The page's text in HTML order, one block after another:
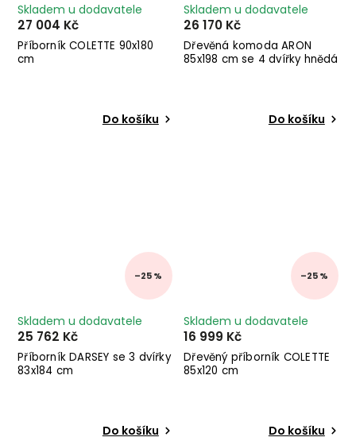
Příborník COLETTE 90x180
cm
Skladem u dodavatele
27 004 Kč
Do košíku
Dřevěná komoda ARON
85x198 cm se 4 dvířky hnědá
Skladem u dodavatele
26 170 Kč
Do košíku
–25 %
Příborník DARSEY se 3 dvířky
83x184 cm
Skladem u dodavatele
25 762 Kč
Do košíku
–25 %
Dřevěný příborník COLETTE
85x120 cm
Skladem u dodavatele
16 999 Kč
Do košíku